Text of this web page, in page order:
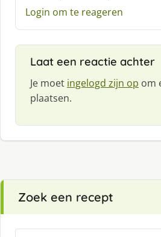
:Login om te reageren
Laat een reactie achter
Je moet ingelogd zijn op om
plaatsen.
Zoek een recept